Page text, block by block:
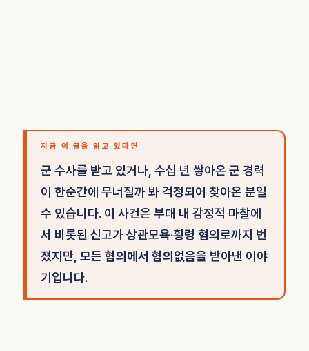
지금 이 글을 읽고 있다면
군 수사를 받고 있거나, 수십 년 쌓아온 군 경력
이 한순간에 무너질까 봐 걱정되어 찾아온 분일
수 있습니다. 이 사건은 부대 내 감정적 마찰에
서 비롯된 신고가 상관모욕·횡령 혐의로까지 번
졌지만, 모든 혐의에서 혐의없음을 받아낸 이야
기입니다.